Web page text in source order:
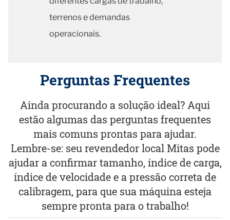
terrenos e demandas
operacionais.
Perguntas Frequentes
Ainda procurando a solução ideal? Aqui
estão algumas das perguntas frequentes
mais comuns prontas para ajudar.
Lembre-se: seu revendedor local Mitas pode
ajudar a confirmar tamanho, índice de carga,
índice de velocidade e a pressão correta de
calibragem, para que sua máquina esteja
sempre pronta para o trabalho!